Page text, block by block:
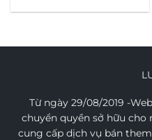
Từ ngày 29/08/2019 -
chuyển quyền sở hữu
cung cấp dịch vụ bán